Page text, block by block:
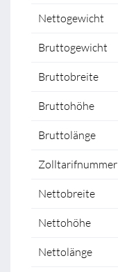
Nettogewicht
Bruttogewicht
Bruttobreite
Bruttohöhe
Bruttolänge
Zolltarifnummer
Nettobreite
Nettohöhe
Nettolänge